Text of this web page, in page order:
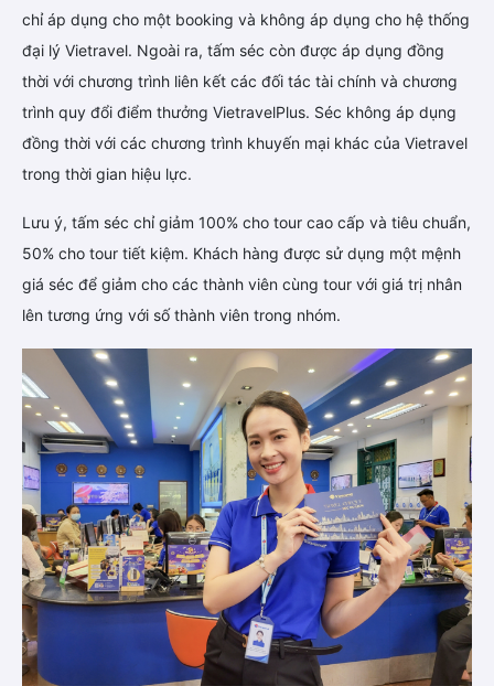
chỉ áp dụng cho một booking và không áp dụng cho hệ thống
đại lý Vietravel. Ngoài ra, tấm séc còn được áp dụng đồng
thời với chương trình liên kết các đối tác tài chính và chương
trình quy đổi điểm thưởng VietravelPlus. Séc không áp dụng
đồng thời với các chương trình khuyến mại khác của Vietravel
trong thời gian hiệu lực.
Lưu ý, tấm séc chỉ giảm 100% cho tour cao cấp và tiêu chuẩn,
50% cho tour tiết kiệm. Khách hàng được sử dụng một mệnh
giá séc để giảm cho các thành viên cùng tour với giá trị nhân
lên tương ứng với số thành viên trong nhóm.